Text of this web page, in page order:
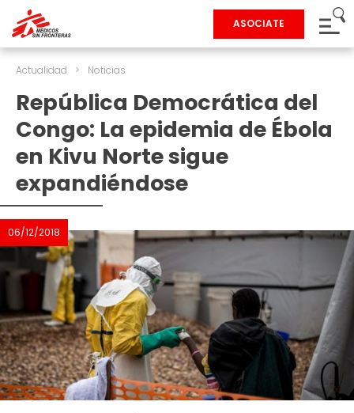
ASOCIATE
Actualidad > Noticias
República Democrática del
Congo: La epidemia de Ébola
en Kivu Norte sigue
expandiéndose
06/12/2018